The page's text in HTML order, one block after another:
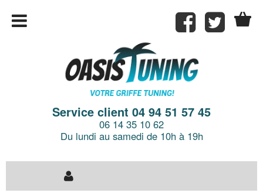
Service client 04 94 51 57 45
06 14 35 10 62
Du lundi au samedi de 10h à 19h